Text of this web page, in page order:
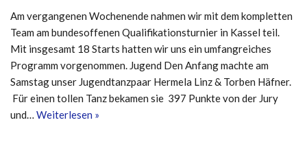
Am vergangenen Wochenende nahmen wir mit dem kompletten
Team am bundesoffenen Qualifikationsturnier in Kassel teil.
Mit insgesamt 18 Starts hatten wir uns ein umfangreiches
Programm vorgenommen. Jugend Den Anfang machte am
Samstag unser Jugendtanzpaar Hermela Linz & Torben Häfner.
Für einen tollen Tanz bekamen sie 397 Punkte von der Jury
und… Weiterlesen »